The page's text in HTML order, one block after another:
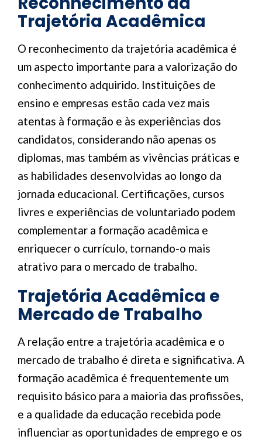
Trajetória Acadêmica
O reconhecimento da trajetória acadêmica é
um aspecto importante para a valorização do
conhecimento adquirido. Instituições de
ensino e empresas estão cada vez mais
atentas à formação e às experiências dos
candidatos, considerando não apenas os
diplomas, mas também as vivências práticas e
as habilidades desenvolvidas ao longo da
jornada educacional. Certificações, cursos
livres e experiências de voluntariado podem
complementar a formação acadêmica e
enriquecer o currículo, tornando-o mais
atrativo para o mercado de trabalho.
Trajetória Acadêmica e
Mercado de Trabalho
A relação entre a trajetória acadêmica e o
mercado de trabalho é direta e significativa. A
formação acadêmica é frequentemente um
requisito básico para a maioria das profissões,
e a qualidade da educação recebida pode
influenciar as oportunidades de emprego e os